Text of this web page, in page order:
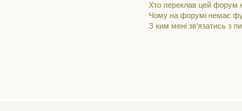
Хто переклав цей форум
Чому на форумі немає
З ким мені зв'язатись з